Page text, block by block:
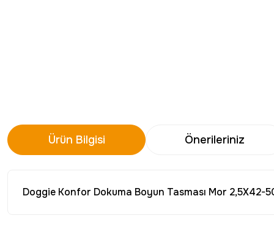
Ürün Bilgisi Önerileriniz
Doggie Konfor Dokuma Boyun Tasması Mor 2,5X42-